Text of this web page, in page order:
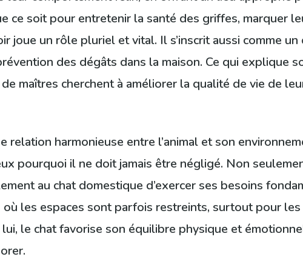
ce soit pour entretenir la santé des griffes, marquer
joue un rôle pluriel et vital. Il s’inscrit aussi comme
des dégâts dans la maison. Ce qui explique
maîtres cherchent à améliorer la qualité de vie de
relation harmonieuse entre l’animal et son
pourquoi il ne doit jamais être négligé. Non
au chat domestique d’exercer ses besoins
les espaces sont parfois restreints, surtout pour
le chat favorise son équilibre physique et